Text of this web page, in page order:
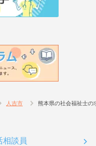
人吉市 熊本県の社会福祉士の
相談員